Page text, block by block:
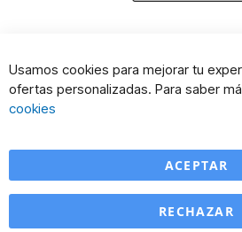
Usamos cookies para mejorar tu
ofertas personalizadas. Para saber
cookies
ACEPTAR
RECHAZAR